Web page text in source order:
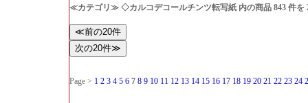
≪カテゴリ≫ ◇カルコデコールチンツ転写紙 内の商品 843 件
Page > 1 2 3 4 5 6 7 8 9 10 11 12 13 14 15 16 17 18 19 20 21 22 23 24